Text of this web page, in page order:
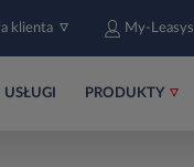
klienta My-Leasys
USŁUGI PRODUKTY